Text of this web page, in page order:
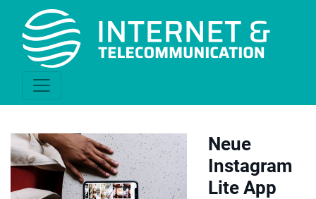
Neue
Instagram
Lite App